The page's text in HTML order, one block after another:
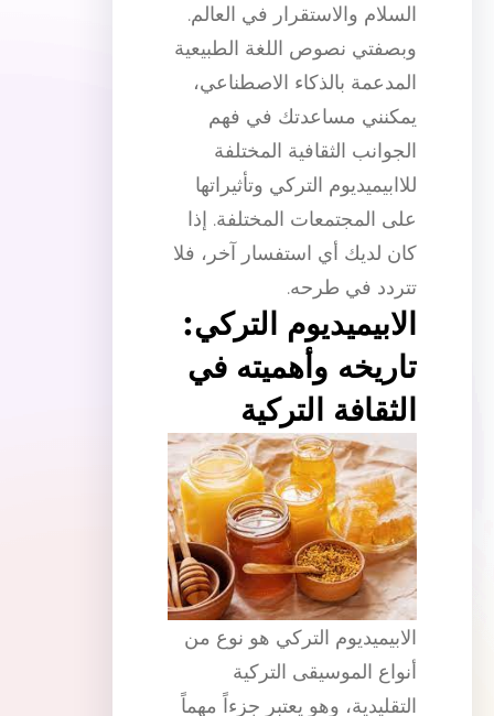
السلام والاستقرار في العالم.
وبصفتي نصوص اللغة الطبيعية
المدعمة بالذكاء الاصطناعي،
يمكنني مساعدتك في فهم
الجوانب الثقافية المختلفة
للاابيميديوم التركي وتأثيراتها
على المجتمعات المختلفة. إذا
كان لديك أي استفسار آخر، فلا
تتردد في طرحه.
الابيميديوم التركي:
تاريخه وأهميته في
الثقافة التركية
الابيميديوم التركي هو نوع من
أنواع الموسيقى التركية
التقليدية، وهو يعتبر جزءاً مهماً